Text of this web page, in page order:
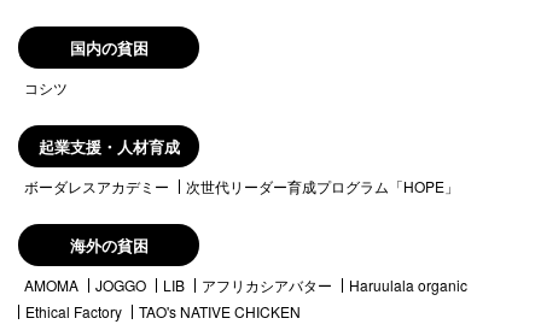
国内の貧困
コシツ
起業支援・人材育成
ボーダレスアカデミー 次世代リーダー育成プログラム「HOPE」
海外の貧困
AMOMA JOGGO LIB アフリカシアバター
Haruulala organic
Ethical Factory
TAO's NATIVE CHICKEN